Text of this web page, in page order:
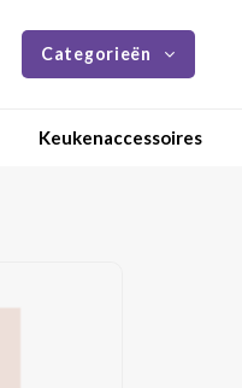
Categorieën
Keukenaccessoires